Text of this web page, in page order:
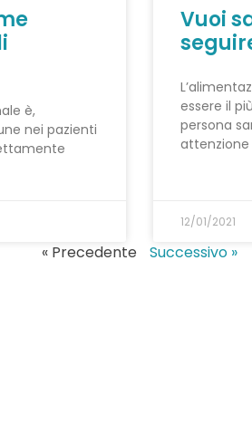
è,
nei pazienti
Vuoi
essere il
persona
attenzione
12/01/2021
« Precedente Successivo »